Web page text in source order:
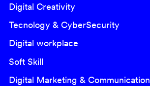
Digital Creativity
Tecnology & CyberSecurity
Digital workplace
Soft Skill
Digital Marketing & Communication